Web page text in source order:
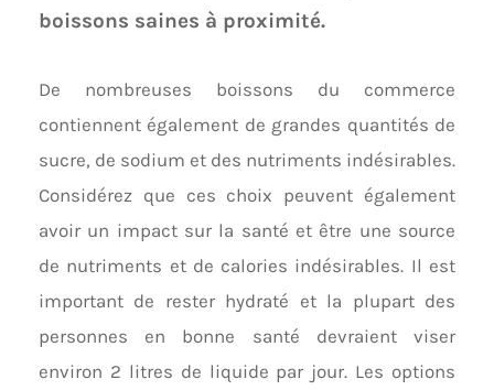
boissons saines à proximité.
De nombreuses boissons du commerce
contiennent également de grandes quantités de
sucre, de sodium et des nutriments indésirables.
Considérez que ces choix peuvent également
avoir un impact sur la santé et être une source
de nutriments et de calories indésirables. Il est
important de rester hydraté et la plupart des
personnes en bonne santé devraient viser
environ 2 litres de liquide par jour. Les options